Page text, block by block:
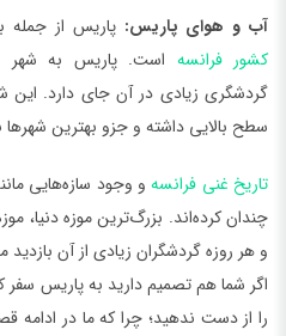
آب و هوای پاریس:پاریس از جمله
کشور فرانسه است. پاریس به شهر
گردشگری زیادی در آن جای دارد. این
سطح بالایی داشته و جزو بهترین شهرها
تاریخ غنی فرانسهو وجود سازه‌هایی
چندان کرده‌اند. بزرگ‌ترین موزه دنیا،
و هر روزه گردشگران زیادی از آن بازدید
اگر شما هم تصمیم دارید به پاریس سفر
را از دست ندهید؛ چرا که ما در